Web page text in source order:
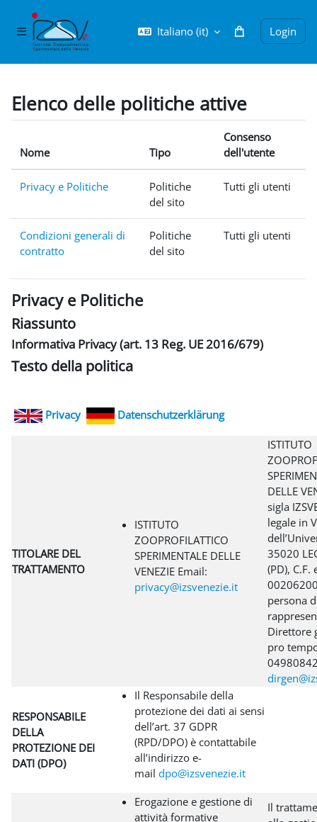
Pannello laterale Italiano ‎(it)‎ Login
Elenco delle politiche attive
Nome Tipo
Consenso
dell'utente
Privacy e Politiche
Politiche
del sito
Tutti gli utenti
Condizioni generali di
contratto
Politiche
del sito
Tutti gli utenti
Privacy e Politiche
Riassunto
Informativa Privacy (art. 13 Reg. UE 2016/679)
Testo della politica
Privacy Datenschutzerklärung
TITOLARE DEL
TRATTAMENTO
ISTITUTO
ZOOPROFILATTICO
SPERIMENTALE DELLE
VENEZIE Email:
privacy@izsvenezie.it
ISTITUTO
DELLE
sigla
legale in
35020
(PD), C.F.
persona
Direttore
pro
RESPONSABILE
DELLA
PROTEZIONE DEI
DATI (DPO)
Il Responsabile della
protezione dei dati ai sensi
dell’art. 37 GDPR
(RPD/DPO) è contattabile
all’indirizzo e-
mail dpo@izsvenezie.it
Erogazione e gestione di
attività formative
Il